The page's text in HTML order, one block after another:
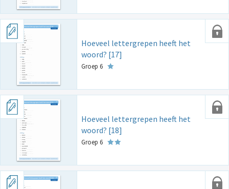
Hoeveel lettergrepen heeft het
woord? [17]
Groep 6
Hoeveel lettergrepen heeft het
woord? [18]
Groep 6